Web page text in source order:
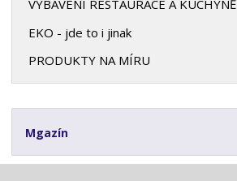
VYBAVENÍ RESTAURACE A KUCHYNĚ
EKO - jde to i jinak
PRODUKTY NA MÍRU
Mgazín